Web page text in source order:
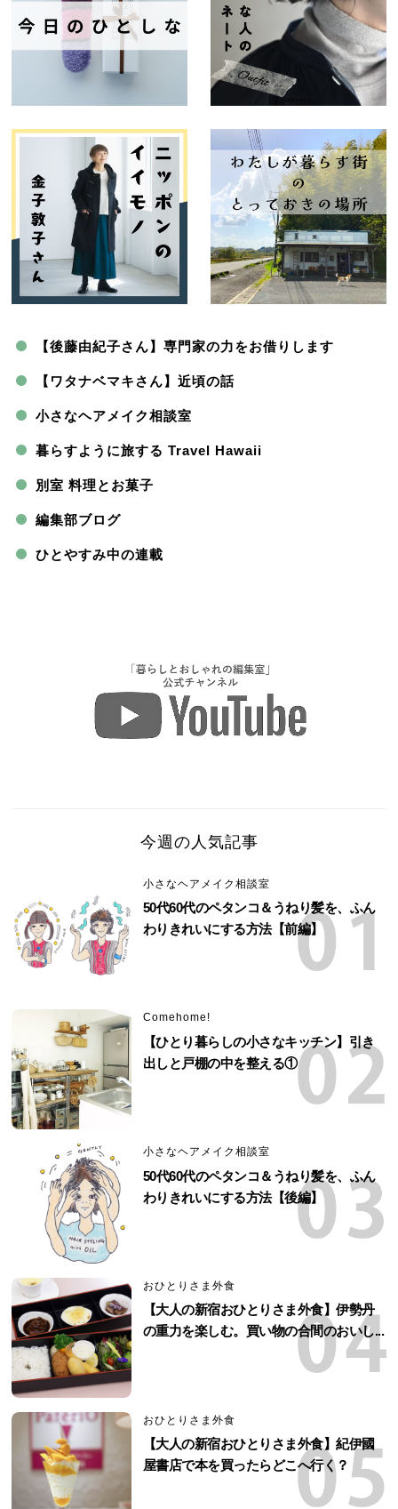
【後藤由紀子さん】専門家の力をお借りします
【ワタナベマキさん】近頃の話
小さなヘアメイク相談室
暮らすように旅する Travel Hawaii
別室 料理とお菓子
編集部ブログ
ひとやすみ中の連載
今週の人気記事
小さなヘアメイク相談室
50代60代のペタンコ＆うねり髪を、ふん
わりきれいにする方法【前編】
Comehome!
【ひとり暮らしの小さなキッチン】引き
出しと戸棚の中を整える①
小さなヘアメイク相談室
50代60代のペタンコ＆うねり髪を、ふん
わりきれいにする方法【後編】
おひとりさま外食
【大人の新宿おひとりさま外食】伊勢丹
の重力を楽しむ。買い物の合間のおいし...
おひとりさま外食
【大人の新宿おひとりさま外食】紀伊國
屋書店で本を買ったらどこへ行く？